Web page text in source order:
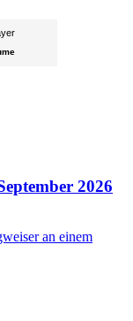
2026